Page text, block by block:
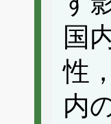
国
性
内